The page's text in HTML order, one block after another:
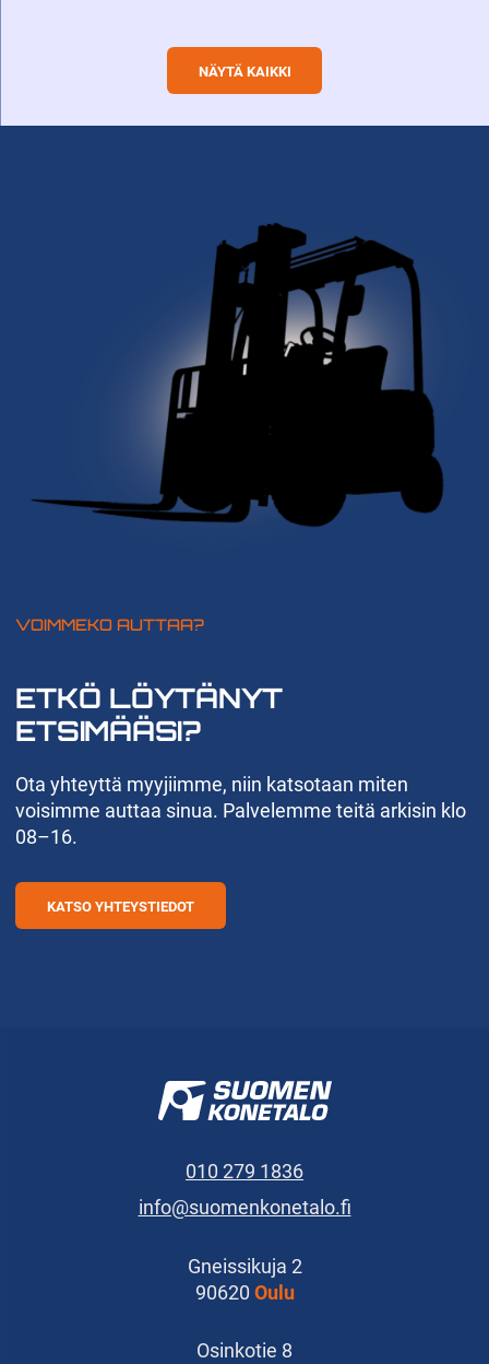
NÄYTÄ KAIKKI
VOIMMEKO AUTTAA?
ETKÖ LÖYTÄNYT
ETSIMÄÄSI?
Ota yhteyttä myyjiimme, niin katsotaan miten
voisimme auttaa sinua. Palvelemme teitä arkisin klo
08–16.
KATSO YHTEYSTIEDOT
010 279 1836
info@suomenkonetalo.fi
Gneissikuja 2
90620 Oulu
Osinkotie 8